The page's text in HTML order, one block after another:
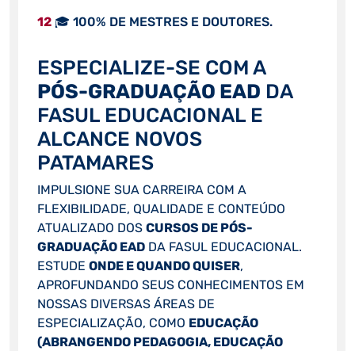
12🎓 100% DE MESTRES E DOUTORES.
ESPECIALIZE-SE COM A
PÓS-GRADUAÇÃO EAD DA
FASUL EDUCACIONAL E
ALCANCE NOVOS
PATAMARES
IMPULSIONE SUA CARREIRA COM A
FLEXIBILIDADE, QUALIDADE E CONTEÚDO
ATUALIZADO DOS CURSOS DE PÓS-
GRADUAÇÃO EADDA FASUL EDUCACIONAL.
ESTUDE ONDE E QUANDO QUISER,
APROFUNDANDO SEUS CONHECIMENTOS EM
NOSSAS DIVERSAS ÁREAS DE
ESPECIALIZAÇÃO, COMO EDUCAÇÃO
(ABRANGENDO PEDAGOGIA, EDUCAÇÃO